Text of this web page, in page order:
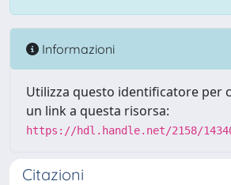
Informazioni
Utilizza questo identificatore per
un link a questa risorsa:
https://hdl.handle.net/2158/
Citazioni